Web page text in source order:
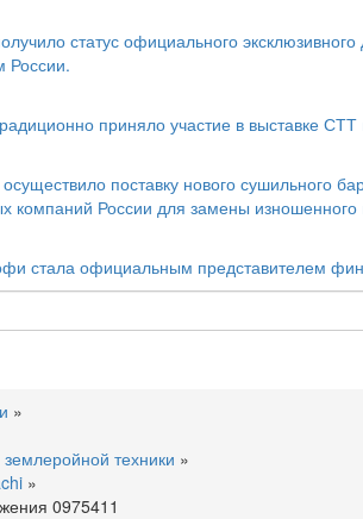
статус официального
России.
приняло участие в выставке СТТ
поставку нового сушильного
компаний России для замены
стала официальным представителем
»
техники »
»
0975411